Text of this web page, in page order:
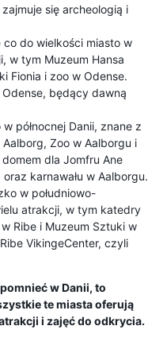
się archeologią i
do wielkości miasto w
w tym Muzeum Hansa
Fionia i zoo w Odense.
będący dawną
północnej Danii, znane z
Zoo w Aalborgu i
dla Jomfru Ane
karnawału w Aalborgu.
w południowo-
atrakcji, w tym katedry
Ribe i Muzeum Sztuki w
VikingeCenter, czyli
w Danii, to
te miasta oferują
i zajęć do odkrycia.